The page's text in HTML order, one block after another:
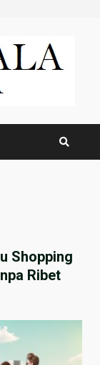
Shopping
Ribet